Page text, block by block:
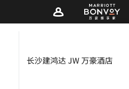
长沙建鸿达 JW 万豪酒店